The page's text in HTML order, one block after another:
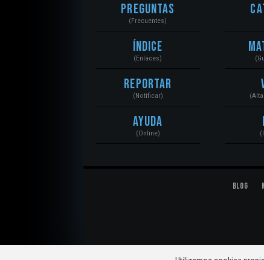
Preguntas
(Frecuentes)
Índice
(Enlaces)
Reportar
(Notificar)
Ayuda
(Online)
Blog